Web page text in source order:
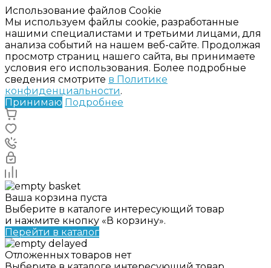
Использование файлов Cookie
Мы используем файлы cookie, разработанные
нашими специалистами и третьими лицами, для
анализа событий на нашем веб-сайте. Продолжая
просмотр страниц нашего сайта, вы принимаете
условия его использования. Более подробные
сведения смотрите в Политике
конфиденциальности.
Принимаю Подробнее
Ваша корзина пуста
Выберите в каталоге интересующий товар
и нажмите кнопку «В корзину».
Перейти в каталог
Отложенных товаров нет